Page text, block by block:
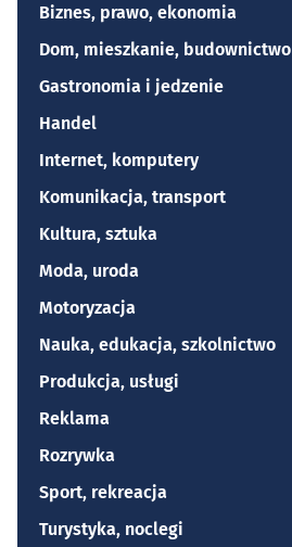
Biznes, prawo, ekonomia
Dom, mieszkanie, budownictwo
Gastronomia i jedzenie
Handel
Internet, komputery
Komunikacja, transport
Kultura, sztuka
Moda, uroda
Motoryzacja
Nauka, edukacja, szkolnictwo
Produkcja, usługi
Reklama
Rozrywka
Sport, rekreacja
Turystyka, noclegi